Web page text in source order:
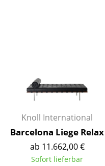
Einzelteile
Licht
Hängeleuchten &
Knoll International
Barcelona Liege Relax
ab 11.662,00 €
Sofort lieferbar